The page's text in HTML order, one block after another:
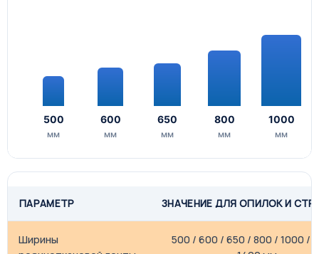
500
мм
600
мм
650
мм
800
мм
1000
мм
ПАРАМЕТР ЗНАЧЕНИЕ ДЛЯ ОПИЛОК И
Ширины
500 / 600 / 650 / 800 / 1000 /